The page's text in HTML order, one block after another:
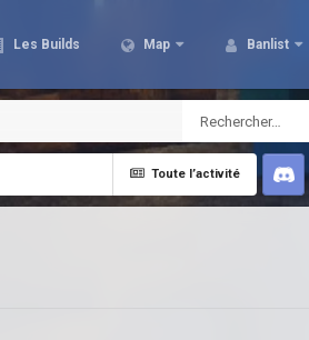
Les Builds Map Banlist
Toute l’activité
Discord